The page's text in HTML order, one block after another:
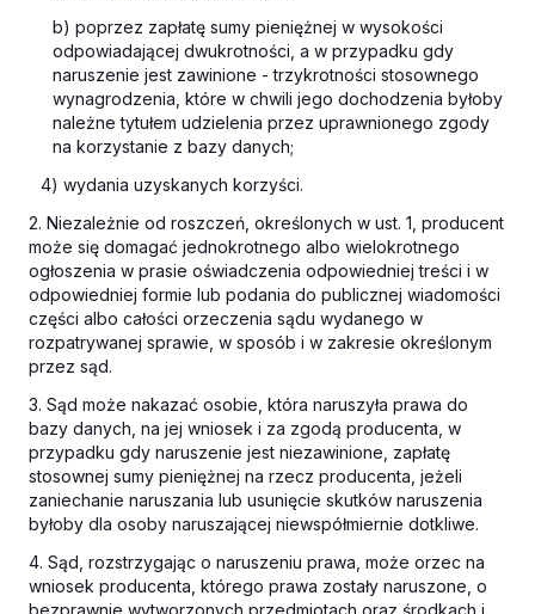
b) poprzez zapłatę sumy pieniężnej w wysokości
odpowiadającej dwukrotności, a w przypadku gdy
naruszenie jest zawinione - trzykrotności stosownego
wynagrodzenia, które w chwili jego dochodzenia byłoby
należne tytułem udzielenia przez uprawnionego zgody
na korzystanie z bazy danych;
4) wydania uzyskanych korzyści.
2. Niezależnie od roszczeń, określonych w ust. 1, producent
może się domagać jednokrotnego albo wielokrotnego
ogłoszenia w prasie oświadczenia odpowiedniej treści i w
odpowiedniej formie lub podania do publicznej wiadomości
części albo całości orzeczenia sądu wydanego w
rozpatrywanej sprawie, w sposób i w zakresie określonym
przez sąd.
3. Sąd może nakazać osobie, która naruszyła prawa do
bazy danych, na jej wniosek i za zgodą producenta, w
przypadku gdy naruszenie jest niezawinione, zapłatę
stosownej sumy pieniężnej na rzecz producenta, jeżeli
zaniechanie naruszania lub usunięcie skutków naruszenia
byłoby dla osoby naruszającej niewspółmiernie dotkliwe.
4. Sąd, rozstrzygając o naruszeniu prawa, może orzec na
wniosek producenta, którego prawa zostały naruszone, o
bezprawnie wytworzonych przedmiotach oraz środkach i